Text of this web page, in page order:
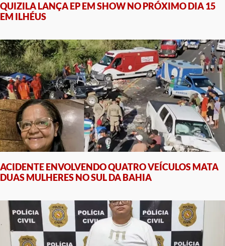
QUIZILA LANÇA EP EM SHOW NO PRÓXIMO DIA 15
EM ILHÉUS
ACIDENTE ENVOLVENDO QUATRO VEÍCULOS MATA
DUAS MULHERES NO SUL DA BAHIA